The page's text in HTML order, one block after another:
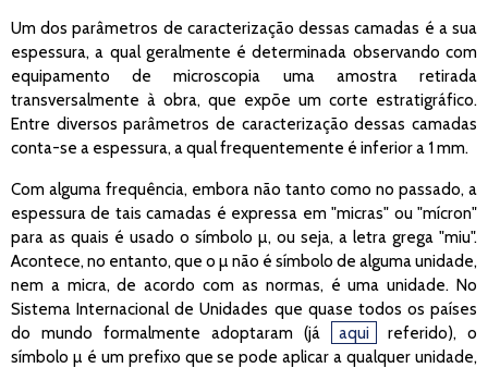
Um dos parâmetros de caracterização dessas camadas é a sua
espessura, a qual geralmente é determinada observando com
equipamento de microscopia uma amostra retirada
transversalmente à obra, que expõe um corte estratigráfico.
Entre diversos parâmetros de caracterização dessas camadas
conta-se a espessura, a qual frequentemente é inferior a 1 mm.
Com alguma frequência, embora não tanto como no passado, a
espessura de tais camadas é expressa em "micras" ou "mícron"
para as quais é usado o símbolo µ, ou seja, a letra grega "miu".
Acontece, no entanto, que o µ não é símbolo de alguma unidade,
nem a micra, de acordo com as normas, é uma unidade. No
Sistema Internacional de Unidades que quase todos os países
do mundo formalmente adoptaram (já
aqui
referido), o
símbolo µ é um prefixo que se pode aplicar a qualquer unidade,